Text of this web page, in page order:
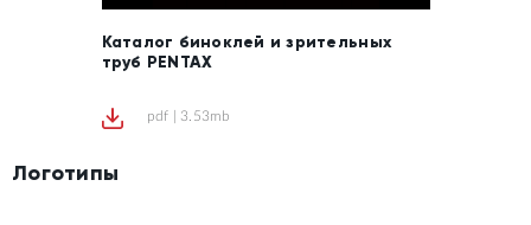
Каталог биноклей и зрительных
труб PENTAX
pdf | 3.53mb
Логотипы